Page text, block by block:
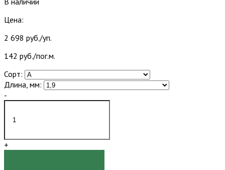
Цена:
2 698 руб./уп.
142 руб./пог.м.
Сорт:
Длина, мм:
-
+